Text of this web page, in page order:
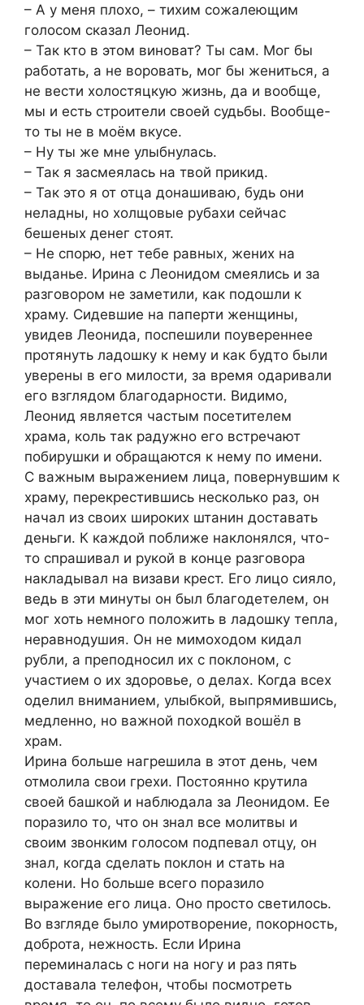
– А у меня плохо, – тихим сожалеющим
голосом сказал Леонид.
– Так кто в этом виноват? Ты сам. Мог бы
работать, а не воровать, мог бы жениться, а
не вести холостяцкую жизнь, да и вообще,
мы и есть строители своей судьбы. Вообще-
то ты не в моём вкусе.
– Ну ты же мне улыбнулась.
– Так я засмеялась на твой прикид.
– Так это я от отца донашиваю, будь они
неладны, но холщовые рубахи сейчас
бешеных денег стоят.
– Не спорю, нет тебе равных, жених на
выданье. Ирина с Леонидом смеялись и за
разговором не заметили, как подошли к
храму. Сидевшие на паперти женщины,
увидев Леонида, поспешили поувереннее
протянуть ладошку к нему и как будто были
уверены в его милости, за время одаривали
его взглядом благодарности. Видимо,
Леонид является частым посетителем
храма, коль так радужно его встречают
побирушки и обращаются к нему по имени.
С важным выражением лица, повернувшим к
храму, перекрестившись несколько раз, он
начал из своих широких штанин доставать
деньги. К каждой поближе наклонялся, что-
то спрашивал и рукой в конце разговора
накладывал на визави крест. Его лицо сияло,
ведь в эти минуты он был благодетелем, он
мог хоть немного положить в ладошку тепла,
неравнодушия. Он не мимоходом кидал
рубли, а преподносил их с поклоном, с
участием о их здоровье, о делах. Когда всех
оделил вниманием, улыбкой, выпрямившись,
медленно, но важной походкой вошёл в
храм.
Ирина больше нагрешила в этот день, чем
отмолила свои грехи. Постоянно крутила
своей башкой и наблюдала за Леонидом. Ее
поразило то, что он знал все молитвы и
своим звонким голосом подпевал отцу, он
знал, когда сделать поклон и стать на
колени. Но больше всего поразило
выражение его лица. Оно просто светилось.
Во взгляде было умиротворение, покорность,
доброта, нежность. Если Ирина
переминалась с ноги на ногу и раз пять
доставала телефон, чтобы посмотреть